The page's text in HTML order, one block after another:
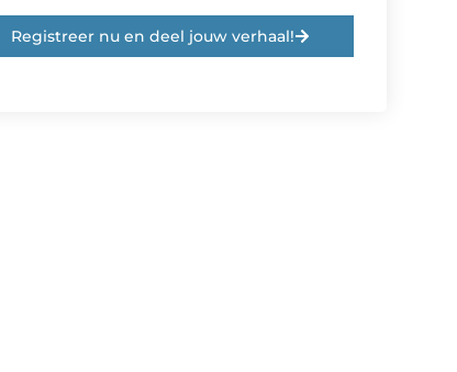
Registreer nu en deel jouw verhaal!